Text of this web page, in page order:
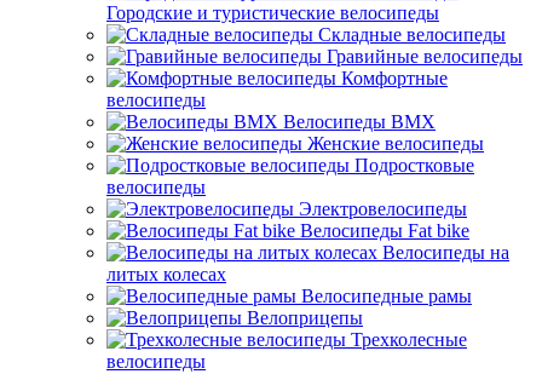
Городские и туристические велосипеды
Складные велосипеды
Гравийные велосипеды
Комфортные
велосипеды
Велосипеды BMX
Женские велосипеды
Подростковые
велосипеды
Электровелосипеды
Велосипеды Fat bike
Велосипеды на
литых колесах
Велосипедные рамы
Велоприцепы
Трехколесные
велосипеды